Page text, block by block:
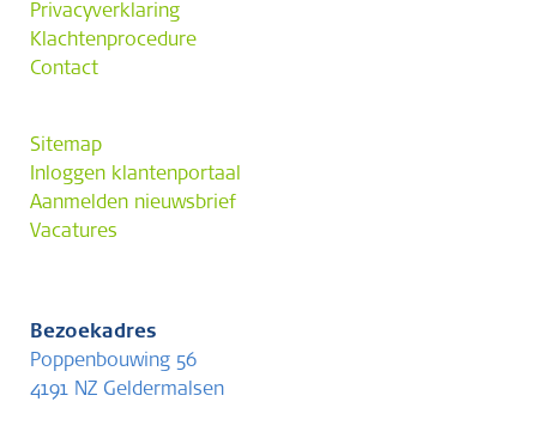
Privacyverklaring
Klachtenprocedure
Contact
Sitemap
Inloggen klantenportaal
Aanmelden nieuwsbrief
Vacatures
Bezoekadres
Poppenbouwing 56
4191 NZ Geldermalsen